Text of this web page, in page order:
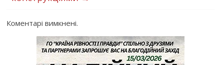
Коментарі вимкнені.